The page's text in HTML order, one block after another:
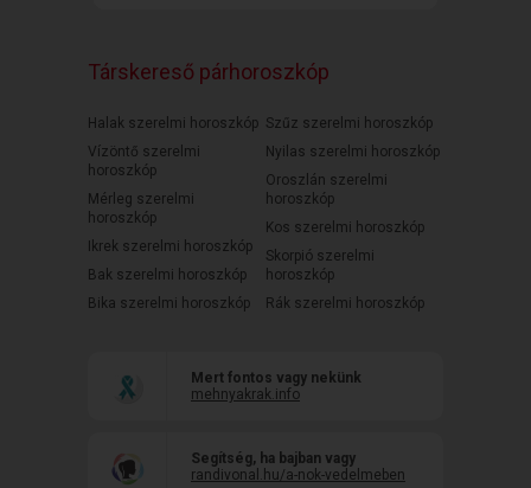
Társkereső párhoroszkóp
Halak szerelmi horoszkóp
Vízöntő szerelmi
horoszkóp
Mérleg szerelmi
horoszkóp
Ikrek szerelmi horoszkóp
Bak szerelmi horoszkóp
Bika szerelmi horoszkóp
Szűz szerelmi horoszkóp
Nyilas szerelmi horoszkóp
Oroszlán szerelmi
horoszkóp
Kos szerelmi horoszkóp
Skorpió szerelmi
horoszkóp
Rák szerelmi horoszkóp
Mert fontos vagy nekünk
mehnyakrak.info
Segítség, ha bajban vagy
randivonal.hu/a-nok-vedelmeben